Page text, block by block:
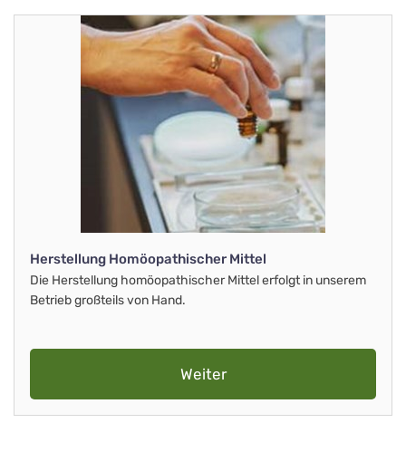
Herstellung Homöopathischer Mittel
Die Herstellung homöopathischer Mittel erfolgt in unserem
Betrieb großteils von Hand.
Weiter